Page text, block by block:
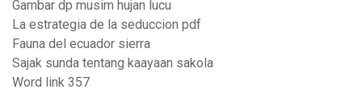
Gambar dp musim hujan lucu
La estrategia de la seduccion pdf
Fauna del ecuador sierra
Sajak sunda tentang kaayaan sakola
Word link 357